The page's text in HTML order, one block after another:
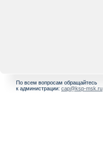
По всем вопросам обращайтесь
к администрации: cap@ksp-msk.ru